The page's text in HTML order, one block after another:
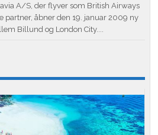
A/S, der flyver som British Airways
partner, åbner den 19. januar 2009 ny
Billund og London City....